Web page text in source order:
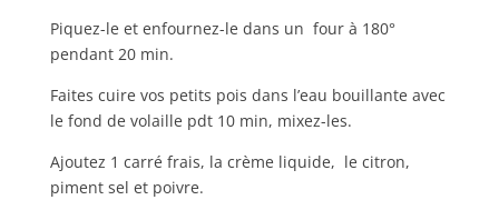
Piquez-le et enfournez-le dans un four à 180°
pendant 20 min.
Faites cuire vos petits pois dans l’eau bouillante avec
le fond de volaille pdt 10 min, mixez-les.
Ajoutez 1 carré frais, la crème liquide, le citron,
piment sel et poivre.